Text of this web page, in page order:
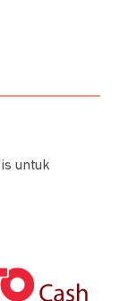
untuk